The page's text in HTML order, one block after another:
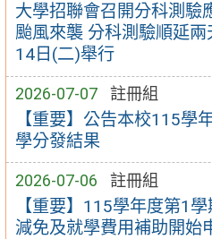
大學招聯會召開分科測驗
颱風來襲 分科測驗順延
14日(二)舉行
2026-07-07 註冊組
【重要】公告本校115學
學分發結果
2026-07-06 註冊組
【重要】115學年度第1
減免及就學費用補助開始